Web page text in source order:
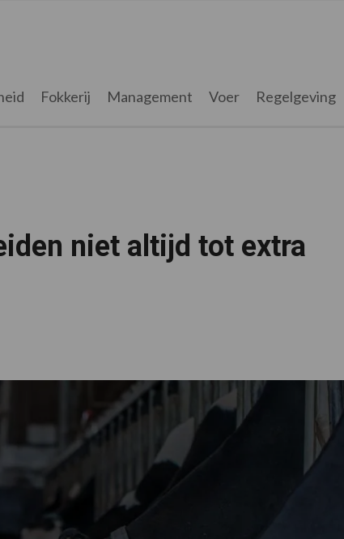
Fokkerij Management Voer Regelgeving
niet altijd tot extra